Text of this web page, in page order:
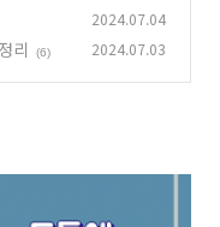
2024.07.04
리 (6) 2024.07.03